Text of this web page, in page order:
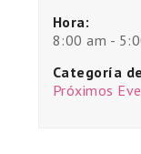
Hora:
8:00 am -
Categoría
Próximos